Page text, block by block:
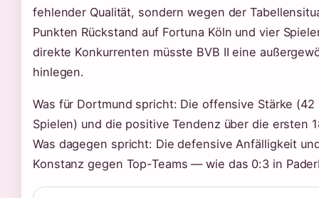
fehlender Qualität, sondern wegen der
Punkten Rückstand auf Fortuna Köln und vier
direkte Konkurrenten müsste BVB II eine
hinlegen.
Was für Dortmund spricht: Die offensive Stärke (42
Spielen) und die positive Tendenz über die ersten
Was dagegen spricht: Die defensive Anfälligkeit
Konstanz gegen Top-Teams — wie das 0:3 in